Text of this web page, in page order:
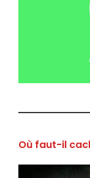
Où faut-il